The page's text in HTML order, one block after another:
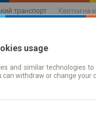
транспорт Квитки на
Розклади руху
usage
and similar technologies
can withdraw or change